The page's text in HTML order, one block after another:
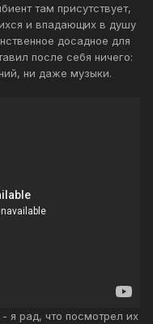
там присутствует,
и впадающих в душу
досадное для
после себя ничего:
ни даже музыки.
я рад, что посмотрел их